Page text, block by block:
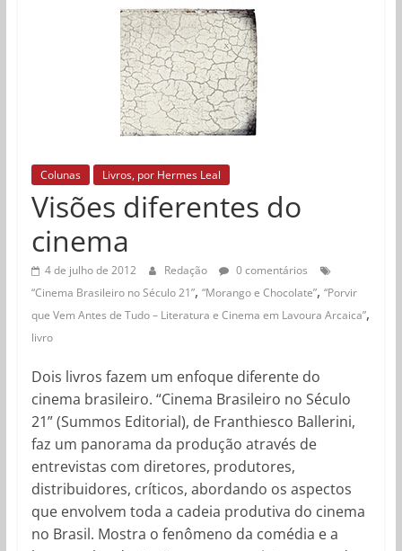
Colunas Livros, por Hermes Leal
Visões diferentes do
cinema
4 de julho de 2012 Redação
0 comentários
“Cinema Brasileiro no Século 21”, “Morango e Chocolate”, “Porvir
que Vem Antes de Tudo – Literatura e Cinema em Lavoura Arcaica”,
livro
Dois livros fazem um enfoque diferente do
cinema brasileiro. “Cinema Brasileiro no Século
21” (Summos Editorial), de Franthiesco Ballerini,
faz um panorama da produção através de
entrevistas com diretores, produtores,
distribuidores, críticos, abordando os aspectos
que envolvem toda a cadeia produtiva do cinema
no Brasil. Mostra o fenômeno da comédia e a